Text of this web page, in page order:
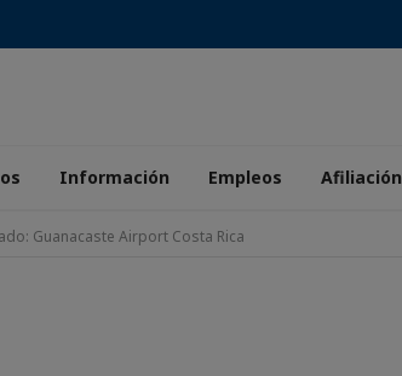
Información Empleos Afiliación
Guanacaste Airport Costa Rica